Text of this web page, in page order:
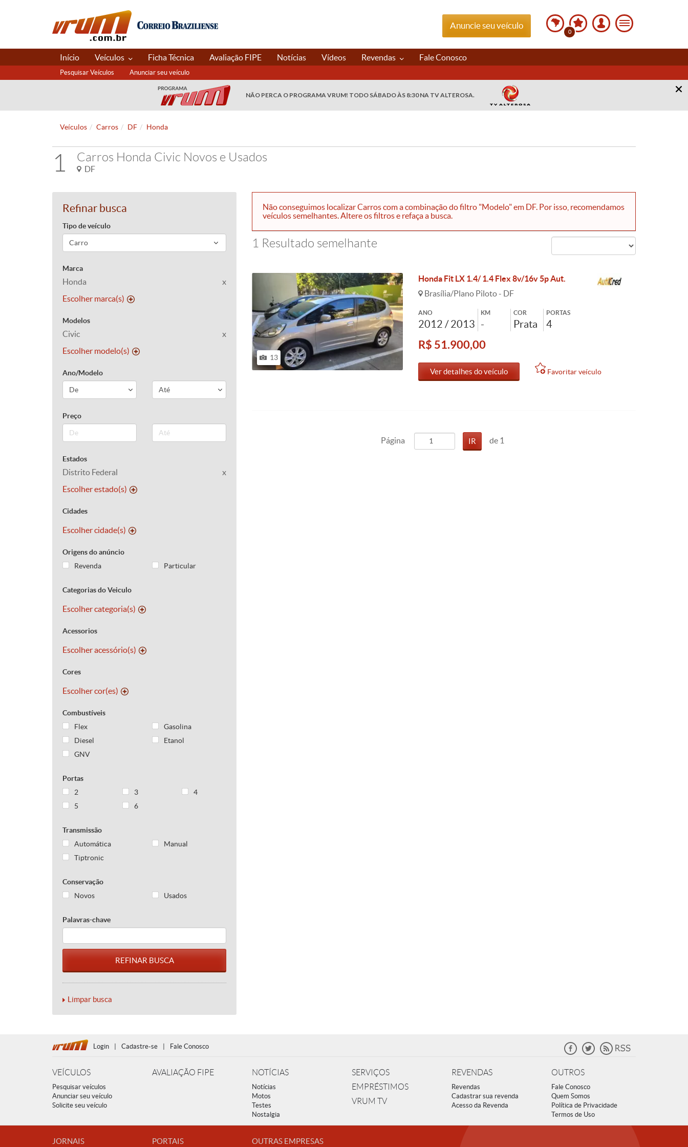
Anuncie seu veículo
0
Início Veículos Ficha Técnica Avaliação FIPE Notícias Vídeos Revendas Fale Conosco
Pesquisar Veículos Anunciar seu veículo
NÃO PERCA O PROGRAMA VRUM! TODO SÁBADO ÀS 8:30 NA TV ALTEROSA.
Veículos Carros DF Honda
1 Carros Honda Civic Novos e Usados
DF
Refinar busca
Tipo de veículo
Marca
Honda
x
Escolher marca(s)
Modelos
Civic
x
Escolher modelo(s)
Ano/Modelo
Preço
Estados
Distrito Federal
x
Escolher estado(s)
Cidades
Escolher cidade(s)
Origens do anúncio
Revenda
Particular
Categorias do Veiculo
Escolher categoria(s)
Acessorios
Escolher acessório(s)
Cores
Escolher cor(es)
Combustíveis
Flex
Gasolina
Diesel
Etanol
GNV
Portas
2
3
4
5
6
Transmissão
Automática
Manual
Tiptronic
Conservação
Novos
Usados
Palavras-chave
Limpar busca
Não conseguimos localizar Carros com a combinação do filtro "Modelo" em DF. Por isso, recomendamos
veículos semelhantes. Altere os filtros e refaça a busca.
1 Resultado semelhante
13
Honda Fit LX 1.4/ 1.4 Flex 8v/16v 5p Aut.
Brasília/Plano Piloto - DF
ANO
2012 / 2013
KM
-
COR
Prata
PORTAS
4
R$ 51.900,00
Ver detalhes do veículo Favoritar veículo
Página de 1
Login Cadastre-se Fale Conosco
VEÍCULOS
Pesquisar veículos
Anunciar seu veículo
Solicite seu veículo
AVALIAÇÃO FIPE NOTÍCIAS
Notícias
Motos
Testes
Nostalgia
SERVIÇOS
EMPRÉSTIMOS
VRUM TV
REVENDAS
Revendas
Cadastrar sua revenda
Acesso da Revenda
OUTROS
Fale Conosco
Quem Somos
Política de Privacidade
Termos de Uso
JORNAIS PORTAIS OUTRAS EMPRESAS